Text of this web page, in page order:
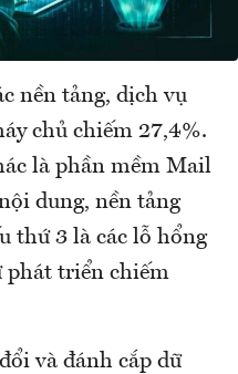
nền tảng, dịch vụ
chủ chiếm 27,4%.
là phần mềm Mail
dung, nền tảng
thứ 3 là các lỗ hổng
phát triển chiếm
và đánh cắp dữ